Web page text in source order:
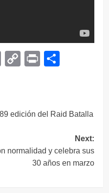
EmailCopy
Print
edición del Raid Batalla
Next:
normalidad y celebra sus
30 años en marzo